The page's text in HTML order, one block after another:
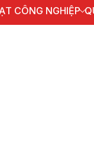
CÔNG NGHIỆP